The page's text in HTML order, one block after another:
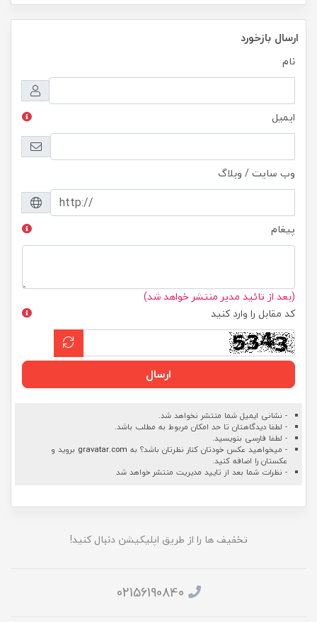
ارسال بازخورد
نام
ایمیل
وب سایت / وبلاگ
پیغام
(بعد از تائید مدیر منتشر خواهد شد)
کد مقابل را وارد کنید
ارسال
- نشانی ایمیل شما منتشر نخواهد شد.
- لطفا دیدگاهتان تا حد امکان مربوط به مطلب باشد.
- لطفا فارسی بنویسید.
- میخواهید عکس خودتان کنار نظرتان باشد؟ به gravatar.com بروید و
عکستان را اضافه کنید.
- نظرات شما بعد از تایید مدیریت منتشر خواهد شد
تخفیف ها را از طریق اپلیکیشن دنبال کنید!
02156190840